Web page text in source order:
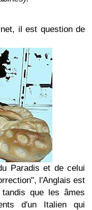
il est question de
Paradis et de celui
l'Anglais est
que les âmes
d'un Italien qui